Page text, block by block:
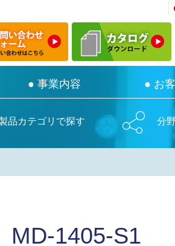
● 事業内容 ● お
● 事業内容 ● お
品カテゴリで探す 分
1405-S1